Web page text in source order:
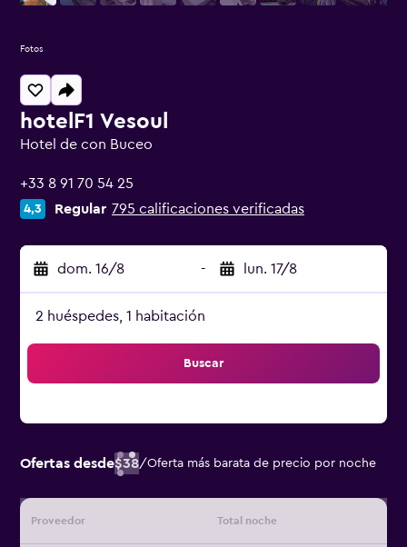
hotelF1 Vesoul
Hotel de con Buceo
+33 8 91 70 54 25
4,3 Regular 795 calificaciones verificadas
dom. 16/8 - lun. 17/8
2 huéspedes, 1 habitación
Buscar
Ofertas desde$38/Oferta más barata de precio por noche
Proveedor Total noche
Fotos